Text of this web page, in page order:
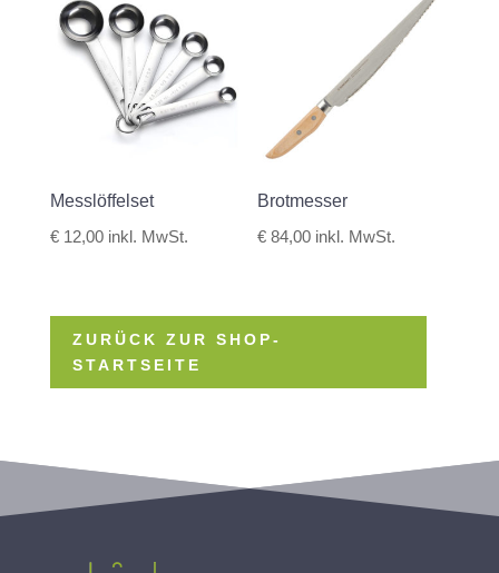
Messlöffelset
€12,00 inkl. MwSt.
Brotmesser
€ 84,00 inkl. MwSt.
ZURÜCK ZUR SHOP-
STARTSEITE